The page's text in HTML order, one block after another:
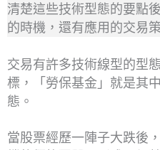
清楚這些技術型態的要點
的時機，還有應用的交易
交易有許多技術線型的型
標，「勞保基金」就是其
態。
當股票經歷一陣子大跌後